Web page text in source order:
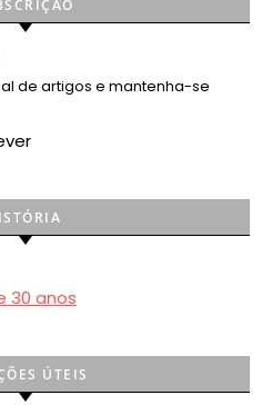
de artigos e mantenha-se
30 anos
ÚTEIS